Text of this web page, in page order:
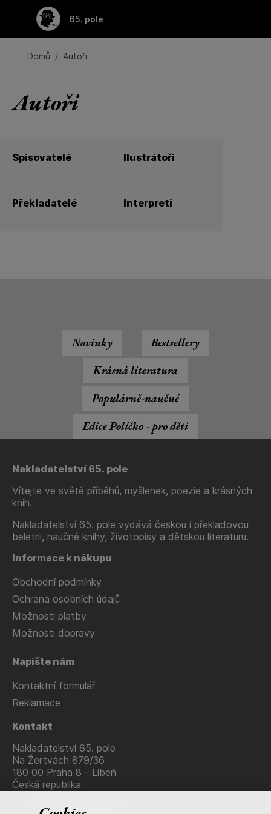
65. pole
Domů Autoři
Autoři
Spisovatelé Ilustrátoři
Překladatelé Interpreti
Novinky
Bestsellery
Krásná literatura
Populárně-naučné
Edice Políčko - pro děti
Nakladatelství 65. pole
Vítejte ve světě příběhů, myšlenek, poezie a krásných
knih.
Nakladatelství 65. pole vydává českou i překladovou
beletrii, naučné knihy, životopisy a dětskou literaturu.
Informace k nákupu
Obchodní podmínky
Ochrana osobních údajů
Možnosti platby
Možnosti dopravy
Napište nám
Kontaktní formulář
Reklamace
Kontakt
Nakladatelství 65. pole
Na Žertvách 879/36
180 00 Praha 8 - Libeň
Česká republika
+420 736 483 915